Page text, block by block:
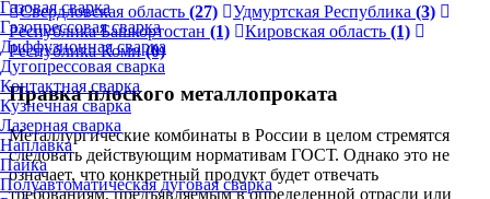
Газовая сварка
Газопрессовая сварка
Диффузионная сварка
Дугопрессовая сварка
Контактная сварка
Кузнечная сварка
Лазерная сварка
Наплавка
Пайка
Полуавтоматическая дуговая сварка
Свердловская область (27) Удмуртская Республика (3)
Республика Башкортостан (1) Кировская область (1)
Республика Коми(0)
Правка плоского металлопроката
Металлургические комбинаты в России в целом стремятся
следовать действующим нормативам ГОСТ. Однако это не
означает, что конкретный продукт будет отвечать
требованиям, предъявляемым в определенной отрасли или